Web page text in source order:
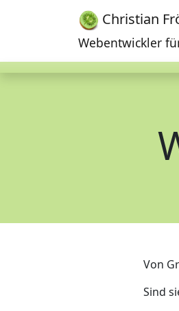
Christian
Webentwickler
Von
Sind